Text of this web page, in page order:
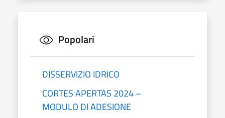
Popolari
DISSERVIZIO IDRICO
CORTES APERTAS 2024 –
MODULO DI ADESIONE